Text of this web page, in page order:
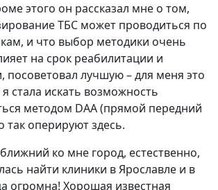
этого он рассказал мне о том,
ТБС может проводиться по
и что выбор методики очень
на срок реабилитации и
посоветовал лучшую – для меня это
стала искать возможность
методом DAA (прямой передний
так оперируют здесь.
ко мне город, естественно,
найти клиники в Ярославле и в
огромна! Хорошая известная